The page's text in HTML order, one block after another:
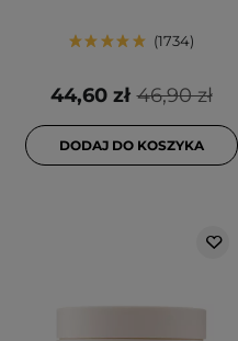
1734
46,90 zł
44,60 zł
DODAJ DO KOSZYKA